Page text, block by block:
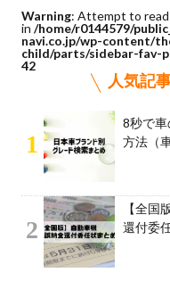
Warning: Attempt to
in /home/r0144579/
navi.co.jp/wp-content/
child/parts/sidebar-fav-
42
人気記
1
8秒で
方法（
2
【全国
還付委